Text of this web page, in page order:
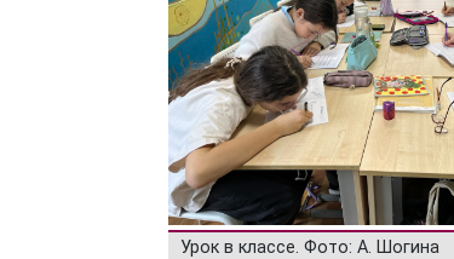
Урок в классе. Фото: А. Шогина